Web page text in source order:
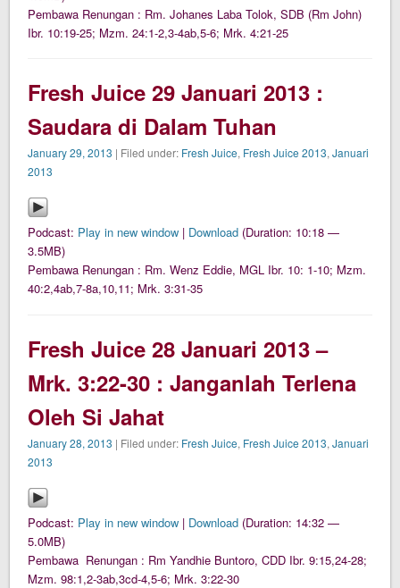
Pembawa Renungan : Rm. Johanes Laba Tolok, SDB (Rm John)
Ibr. 10:19-25; Mzm. 24:1-2,3-4ab,5-6; Mrk. 4:21-25
Fresh Juice 29 Januari 2013 :
Saudara di Dalam Tuhan
January 29, 2013 | Filed under: Fresh Juice, Fresh Juice 2013,Januari
2013
Podcast: Play in new window | Download (Duration: 10:18 —
3.5MB)
Pembawa Renungan : Rm. Wenz Eddie, MGL Ibr. 10: 1-10; Mzm.
40:2,4ab,7-8a,10,11; Mrk. 3:31-35
Fresh Juice 28 Januari 2013 –
Mrk. 3:22-30 : Janganlah Terlena
Oleh Si Jahat
January 28, 2013 | Filed under: Fresh Juice, Fresh Juice 2013,Januari
2013
Podcast: Play in new window | Download (Duration: 14:32 —
5.0MB)
Pembawa Renungan : Rm Yandhie Buntoro, CDD Ibr. 9:15,24-28;
Mzm. 98:1,2-3ab,3cd-4,5-6; Mrk. 3:22-30